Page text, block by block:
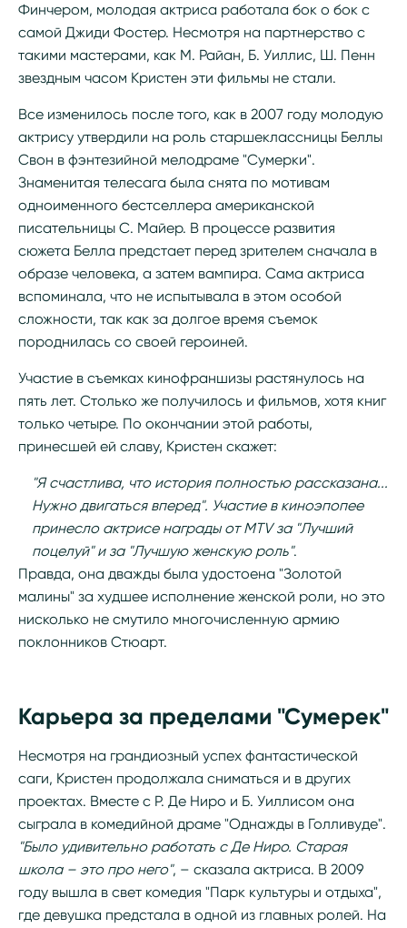
Финчером, молодая актриса работала бок о бок с
самой Джиди Фостер. Несмотря на партнерство с
такими мастерами, как М. Райан, Б. Уиллис, Ш. Пенн
звездным часом Кристен эти фильмы не стали.
Все изменилось после того, как в 2007 году молодую
актрису утвердили на роль старшеклассницы Беллы
Свон в фэнтезийной мелодраме "Сумерки".
Знаменитая телесага была снята по мотивам
одноименного бестселлера американской
писательницы С. Майер. В процессе развития
сюжета Белла предстает перед зрителем сначала в
образе человека, а затем вампира. Сама актриса
вспоминала, что не испытывала в этом особой
сложности, так как за долгое время съемок
породнилась со своей героиней.
Участие в съемках кинофраншизы растянулось на
пять лет. Столько же получилось и фильмов, хотя книг
только четыре. По окончании этой работы,
принесшей ей славу, Кристен скажет:
"Я счастлива, что история полностью рассказана...
Нужно двигаться вперед". Участие в киноэпопее
принесло актрисе награды от MTV за "Лучший
поцелуй" и за "Лучшую женскую роль".
Правда, она дважды была удостоена "Золотой
малины" за худшее исполнение женской роли, но это
нисколько не смутило многочисленную армию
поклонников Стюарт.
Карьера за пределами "Сумерек"
Несмотря на грандиозный успех фантастической
саги, Кристен продолжала сниматься и в других
проектах. Вместе с Р. Де Ниро и Б. Уиллисом она
сыграла в комедийной драме "Однажды в Голливуде".
"Было удивительно работать с Де Ниро. Старая
школа – это про него", – сказала актриса. В 2009
году вышла в свет комедия "Парк культуры и отдыха",
где девушка предстала в одной из главных ролей. На